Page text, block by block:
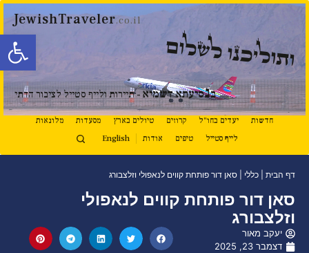
פתח
JewishTraveler.co.il
ותוליכנו לשלום
בנסיעתא דשמיא- תיירות ולייף סטייל לציבור הדתי
חדשות יעדים בחו"ל קרוזים טיולים בארץ מסעדות
מלונאות
לייף סטייל
טיפים אודות English
דף הבית כללי סאן דור פותחת קווים לנאפולי וזלצבורג
סאן דור פותחת קווים לנאפולי
וזלצבורג
יעקב מאור
דצמבר 23, 2025